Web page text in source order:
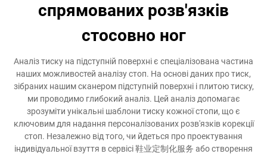
спрямованих розв'язків
стосовно ног
Аналіз тиску на підступній поверхні є спеціалізована частина
наших можливостей аналізу стоп. На основі даних про тиск,
зібраних нашим сканером підступній поверхні і плитою тиску,
ми проводимо глибокий аналіз. Цей аналіз допомагає
зрозуміти унікальні шаблони тиску кожної стопи, що є
ключовим для надання персоналізованих розв'язків корекції
стоп. Незалежно від того, чи йдеться про проектування
індивідуальної взуття в сервісі 鞋业定制化服务 або створення